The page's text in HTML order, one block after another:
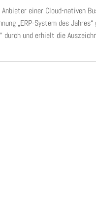
einer Cloud-nativen
„ERP-System des
durch und erhielt die